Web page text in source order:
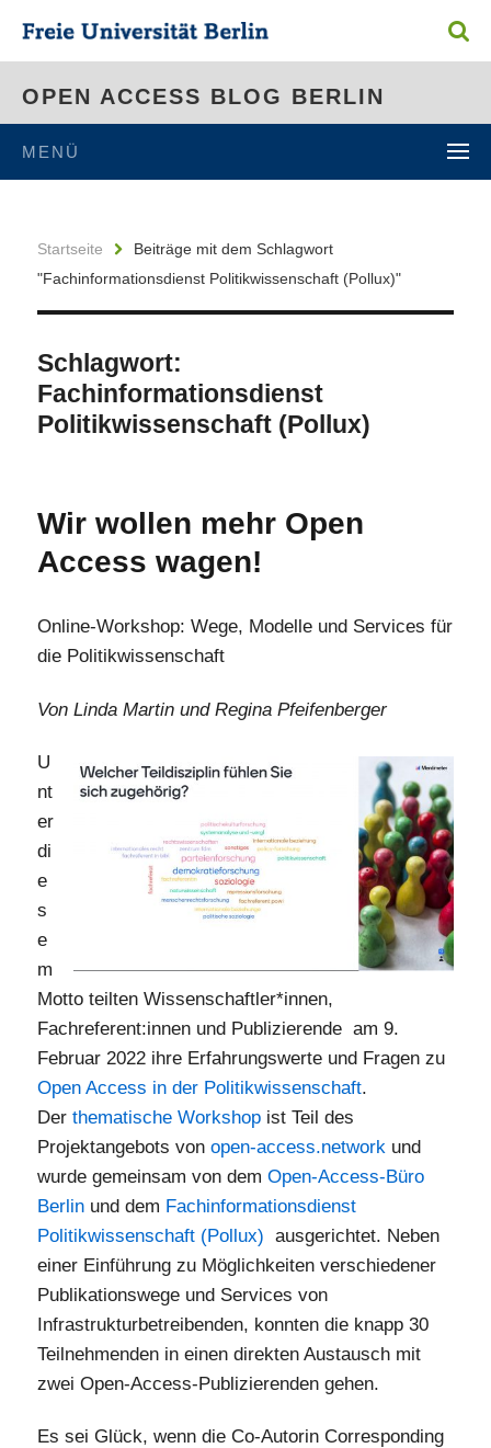
OPEN ACCESS BLOG BERLIN
MENÜ
Startseite
Beiträge mit dem Schlagwort
"Fachinformationsdienst Politikwissenschaft (Pollux)"
Schlagwort:
Fachinformationsdienst
Politikwissenschaft (Pollux)
Wir wollen mehr Open
Access wagen!
Online-Workshop: Wege, Modelle und Services für
die Politikwissenschaft
Von Linda Martin und Regina Pfeifenberger
U
nt
er
di
e
s
e
m
Motto teilten Wissenschaftler*innen,
Fachreferent:innen und Publizierende am 9.
Februar 2022 ihre Erfahrungswerte und Fragen zu
Open Access in der Politikwissenschaft.
Derthematische Workshop ist Teil des
Projektangebots von open-access.network und
wurde gemeinsam von demOpen-Access-Büro
Berlin und dem Fachinformationsdienst
Politikwissenschaft (Pollux) ausgerichtet. Neben
einer Einführung zu Möglichkeiten verschiedener
Publikationswege und Services von
Infrastrukturbetreibenden, konnten die knapp 30
Teilnehmenden in einen direkten Austausch mit
zwei Open-Access-Publizierenden gehen.
Es sei Glück, wenn die Co-Autorin Corresponding